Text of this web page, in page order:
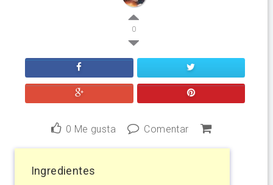
0
0 Me gusta Comentar
Ingredientes